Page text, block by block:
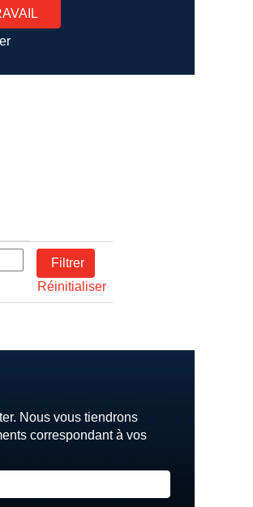
Réinitialiser
Nous vous tiendrons
correspondant à vos